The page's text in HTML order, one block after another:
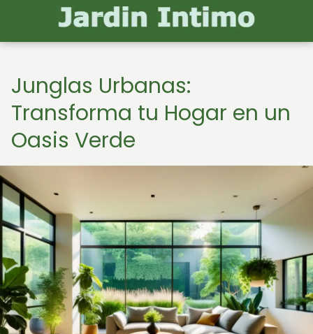
Junglas Urbanas:
Transforma tu Hogar en un
Oasis Verde